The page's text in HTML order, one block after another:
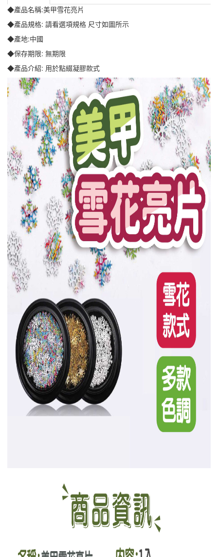
◆產品名稱:美甲雪花亮片
◆產品規格: 請看選項規格 尺寸如圖所示
◆產地:中國
◆保存期限: 無期限
◆產品介紹: 用於點綴凝膠款式